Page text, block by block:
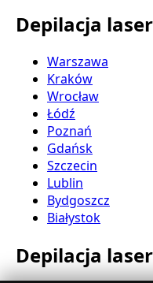
Depilacja
Warszawa
Kraków
Wrocław
Łódź
Poznań
Gdańsk
Szczecin
Lublin
Bydgoszcz
Białystok
Depilacja